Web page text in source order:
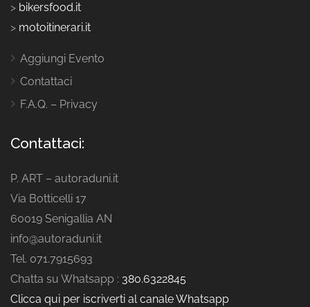
> bikersfood.it
> motoitinerari.it
Aggiungi Evento
Contattaci
F.A.Q. – Privacy
Contattaci:
P. ART – autoraduni.it
Via Botticelli 17
60019 Senigallia AN
info@autoraduni.it
Tel. 071.7915693
Chatta su Whatsapp : 380.6322845
Clicca qui per iscriverti al canale Whatsapp